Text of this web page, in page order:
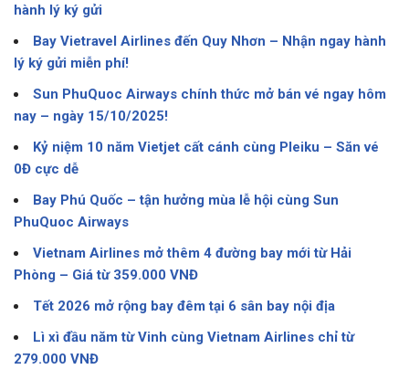
hành lý ký gửi
Bay Vietravel Airlines đến Quy Nhơn – Nhận ngay hành
lý ký gửi miễn phí!
Sun PhuQuoc Airways chính thức mở bán vé ngay hôm
nay – ngày 15/10/2025!
Kỷ niệm 10 năm Vietjet cất cánh cùng Pleiku – Săn vé
0Đ cực dễ
Bay Phú Quốc – tận hưởng mùa lễ hội cùng Sun
PhuQuoc Airways
Vietnam Airlines mở thêm 4 đường bay mới từ Hải
Phòng – Giá từ 359.000 VNĐ
Tết 2026 mở rộng bay đêm tại 6 sân bay nội địa
Lì xì đầu năm từ Vinh cùng Vietnam Airlines chỉ từ
279.000 VNĐ